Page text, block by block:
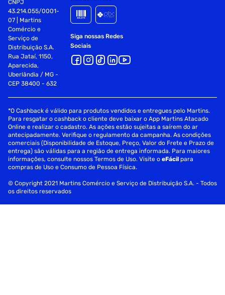
CNPJ
43.214.055/0001-
07 | Martins
Comércio e
Serviço de
Distribuição S.A.
Rua Jataí, 1150,
Aparecida,
Uberlândia / MG -
CEP 38400 - 632
Siga nossas Redes
Sociais
*O Cashback é válido para produtos vendidos e entregues pelo Martins.
Para resgatar o cashback o cliente deve baixar o App Martins Atacado
Online e realizar o cadastro. As ações estão sujeitas a saírem do ar
antecipadamente. Verifique o regulamento da campanha. As condições
comerciais (Disponibilidade de Estoque, Preço, Valor do Frete e Prazo de
entrega) são válidas para a região de entrega informada. Para maiores
informações, consulte nossos Termos de Uso. Visite oeFácil para
compras de Uso e Consumo de Pessoa Física.
© Copyright 2021 Martins Comércio e Serviço de Distribuição S.A. - Todos
os direitos reservados